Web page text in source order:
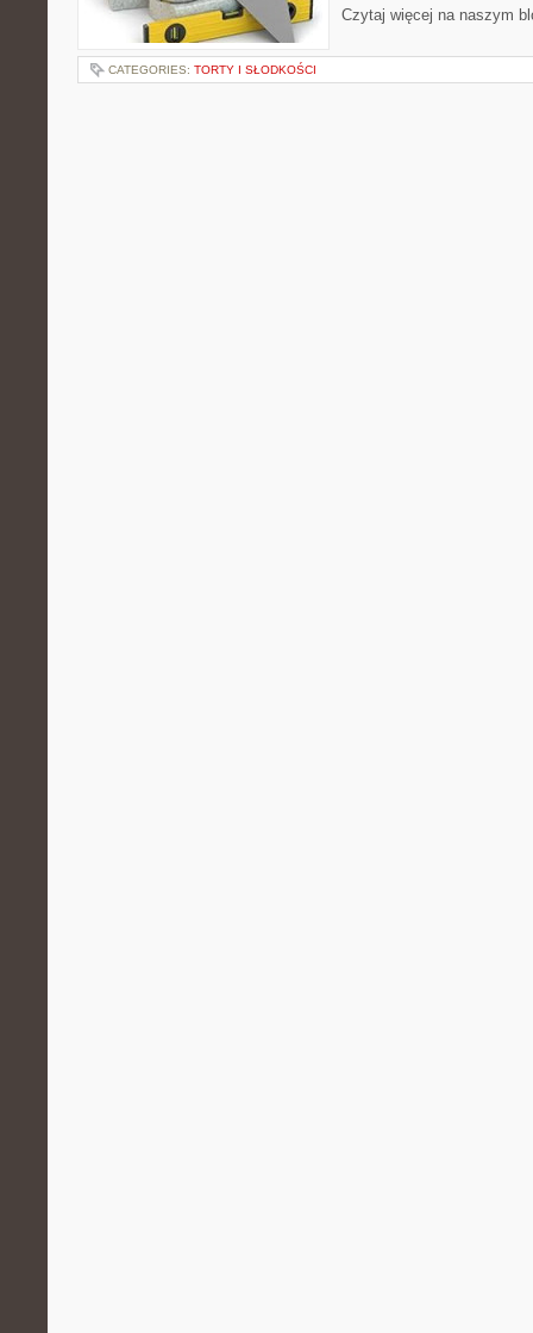
Czytaj więcej na naszym
CATEGORIES: TORTY I SŁODKOŚCI